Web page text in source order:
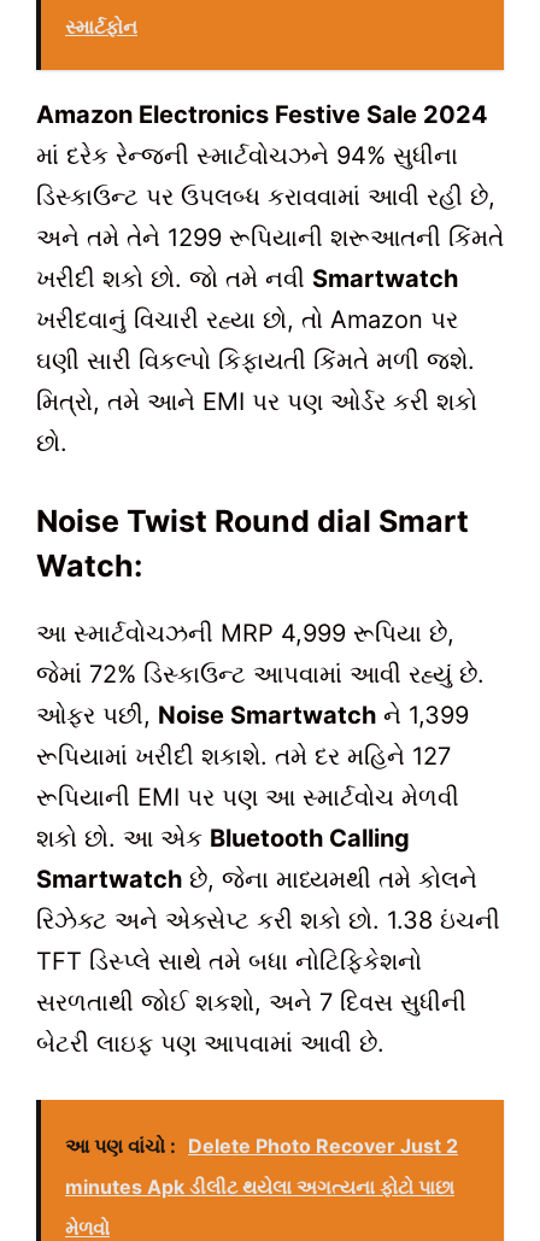
સ્માર્ટફોન
Amazon Electronics Festive Sale 2024
માં દરેક રેન્જની સ્માર્ટવોચઝને 94% સુધીના
ડિસ્કાઉન્ટ પર ઉપલબ્ધ કરાવવામાં આવી રહી છે,
અને તમે તેને 1299 રૂપિયાની શરૂઆતની કિંમતે
ખરીદી શકો છો. જો તમે નવી Smartwatch
ખરીદવાનું વિચારી રહ્યા છો, તો Amazon પર
ઘણી સારી વિકલ્પો કિફાયતી કિંમતે મળી જશે.
મિત્રો, તમે આને EMI પર પણ ઓર્ડર કરી શકો
છો.
Noise Twist Round dial Smart
Watch:
આ સ્માર્ટવોચઝની MRP 4,999 રૂપિયા છે,
જેમાં 72% ડિસ્કાઉન્ટ આપવામાં આવી રહ્યું છે.
ઓફર પછી, Noise Smartwatch ને 1,399
રૂપિયામાં ખરીદી શકાશે. તમે દર મહિને 127
રૂપિયાની EMI પર પણ આ સ્માર્ટવોચ મેળવી
શકો છો. આ એક Bluetooth Calling
Smartwatch છે, જેના માધ્યમથી તમે કોલને
રિઝેક્ટ અને એક્સેપ્ટ કરી શકો છો. 1.38 ઇંચની
TFT ડિસ્પ્લે સાથે તમે બધા નોટિફિકેશનો
સરળતાથી જોઈ શકશો, અને 7 દિવસ સુધીની
બેટરી લાઇફ પણ આપવામાં આવી છે.
આ પણ વાંચો : Delete Photo Recover Just 2
minutes Apk ડીલીટ થયેલા અગત્યના ફોટો પાછા
મેળવો